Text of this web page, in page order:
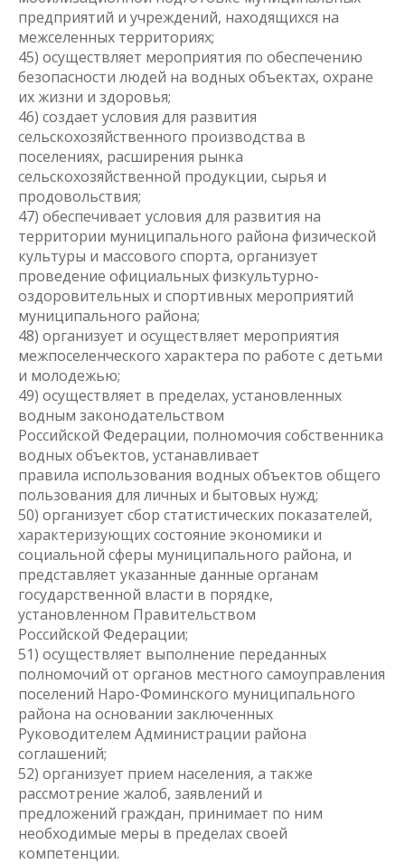
предприятий и учреждений, находящихся на
межселенных территориях;
45) осуществляет мероприятия по обеспечению
безопасности людей на водных объектах, охране
их жизни и здоровья;
46) создает условия для развития
сельскохозяйственного производства в
поселениях, расширения рынка
сельскохозяйственной продукции, сырья и
продовольствия;
47) обеспечивает условия для развития на
территории муниципального района физической
культуры и массового спорта, организует
проведение официальных физкультурно-
оздоровительных и спортивных мероприятий
муниципального района;
48) организует и осуществляет мероприятия
межпоселенческого характера по работе с детьми
и молодежью;
49) осуществляет в пределах, установленных
водным законодательством
Российской Федерации, полномочия собственника
водных объектов, устанавливает
правила использования водных объектов общего
пользования для личных и бытовых нужд;
50) организует сбор статистических показателей,
характеризующих состояние экономики и
социальной сферы муниципального района, и
представляет указанные данные органам
государственной власти в порядке,
установленном Правительством
Российской Федерации;
51) осуществляет выполнение переданных
полномочий от органов местного самоуправления
поселений Наро-Фоминского муниципального
района на основании заключенных
Руководителем Администрации района
соглашений;
52) организует прием населения, а также
рассмотрение жалоб, заявлений и
предложений граждан, принимает по ним
необходимые меры в пределах своей
компетенции.